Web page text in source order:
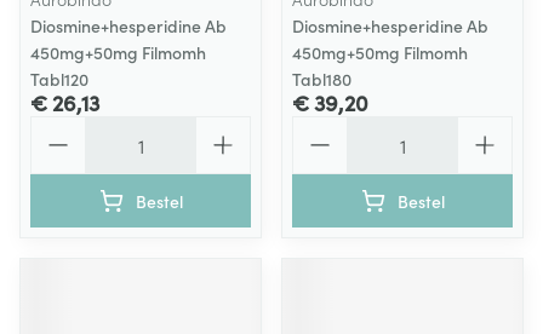
Diosmine+hesperidine Ab
450mg+50mg Filmomh
Tabl120
€ 26,13
Bestel
Diosmine+hesperidine Ab
450mg+50mg Filmomh
Tabl180
€ 39,20
Bestel